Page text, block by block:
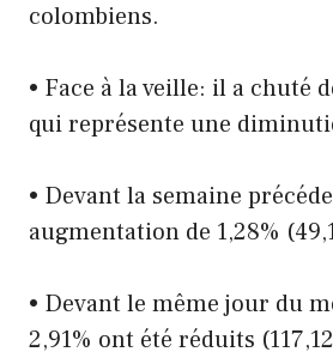
colombiens.
• Face à la veille: il a chuté
qui représente une
• Devant la semaine
augmentation de 1,28%
• Devant le même jour du
2,91% ont été réduits